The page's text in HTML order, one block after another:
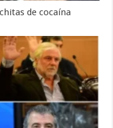
de cocaína